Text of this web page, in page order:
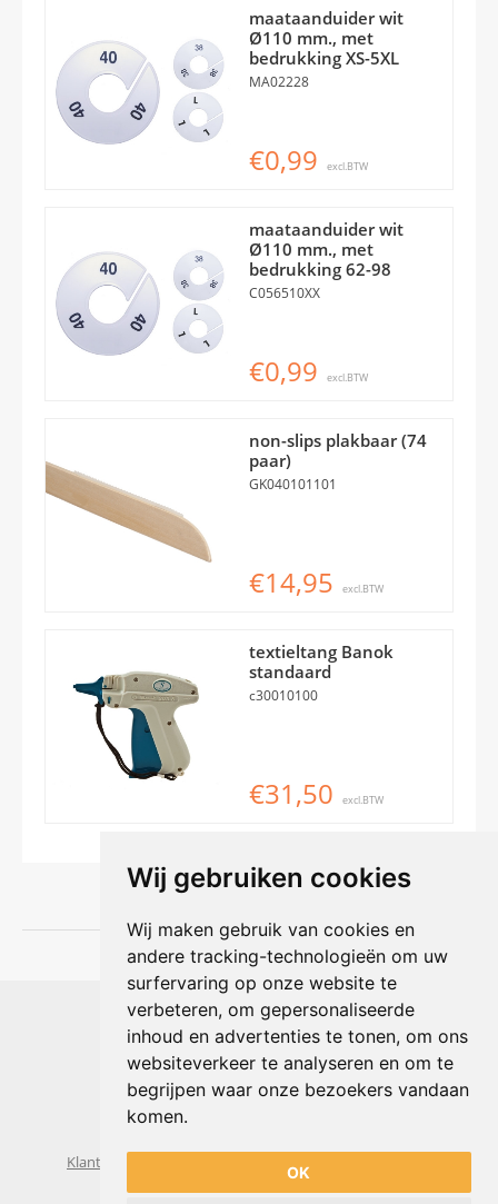
Wij gebruiken cookies
Wij maken gebruik van cookies en
andere tracking-technologieën om uw
surfervaring op onze website te
verbeteren, om gepersonaliseerde
inhoud en advertenties te tonen, om ons
websiteverkeer te analyseren en om te
begrijpen waar onze bezoekers vandaan
komen.
OK
maataanduider wit
Ø110 mm., met
bedrukking XS-5XL
MA02228
€0,99 excl.BTW
maataanduider wit
Ø110 mm., met
bedrukking 62-98
C056510XX
€0,99 excl.BTW
non-slips plakbaar (74
paar)
GK040101101
€14,95 excl.BTW
textieltang Banok
standaard
c30010100
€31,50 excl.BTW
Shophouse online
Max Planckstraat 4
6716 BE Ede, Nederland
Telefoon:+31(0)318 618 121
E-mail: info@shophouse.nl
Geopend: ma t/m vr 09:00-17:00 uur
Klantenservice
Algemene voorwaarden